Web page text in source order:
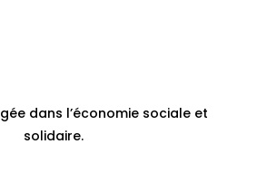
dans l’économie sociale et
solidaire.